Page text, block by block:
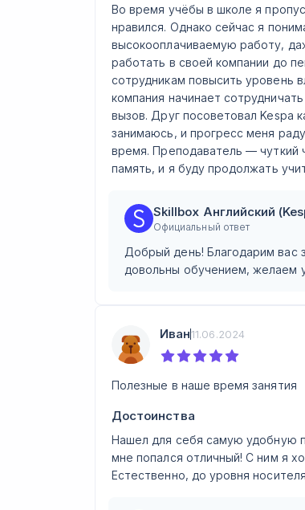
Во время учёбы в школе я
нравился. Однако сейчас я
высокооплачиваемую работу,
работать в своей компании до
сотрудникам повысить уровень
компания начинает
вызов. Друг посоветовал Kespa
занимаюсь, и прогресс меня
время. Преподаватель — чуткий
память, и я буду продолжать
Skillbox Английский
Официальный ответ
Добрый день! Благодарим вас
довольны обучением, желаем
Иван11.06.2024
Полезные в наше время занятия
Достоинства
Нашел для себя самую удобную
мне попался отличный! С ним я
Естественно, до уровня